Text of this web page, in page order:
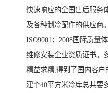
快速响应的全国售后服务
及各种制冷配件的供应商
ISO9001：2008国际质量
维修安装企业资质证书。
精益求精,得到了国内客户
建个40平方米冷库总共要